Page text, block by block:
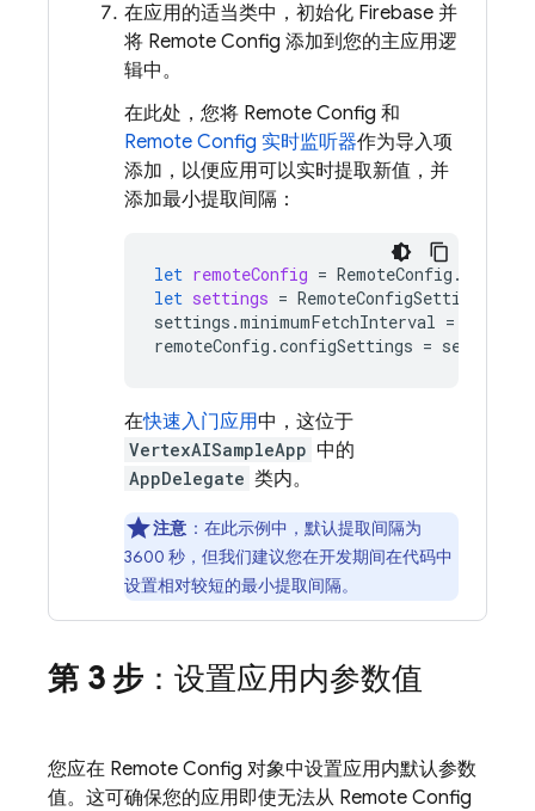
在应用的适当类中，初始化 Firebase 并
将 Remote Config 添加到您的主应用逻
辑中。
在此处，您将 Remote Config 和
Remote Config 实时监听器作为导入项
添加，以便应用可以实时提取新值，并
添加最小提取间隔：
let remoteConfig = RemoteConfig .
let settings = RemoteConfigSettings
settings .minimumFetchInterval =
remoteConfig .configSettings = settings
在快速入门应用中，这位于
VertexAISampleApp 中的
AppDelegate 类内。
注意 ：在此示例中，默认提取间隔为
3600 秒，但我们建议您在开发期间在代码中
设置相对较短的最小提取间隔。
第 3 步 ：设置应用内参数值
您应在 Remote Config 对象中设置应用内默认参数
值。这可确保您的应用即使无法从 Remote Config